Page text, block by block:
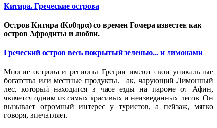
Китира. Греческие острова
Остров Китира (Κυθηρα) со времен Гомера известен как
остров Афродиты и любви.
Греческий остров весь покрытый зеленью... и лимонами
Многие острова и регионы Греции имеют свои уникальные
богатства или местные продукты. Так, чарующий Лимонный
лес, который находится в часе езды на пароме от Афин,
является одним из самых красивых и неизведанных лесов. Он
вызывает огромный интерес у туристов, а пейзаж, мягко
говоря, впечатляет.